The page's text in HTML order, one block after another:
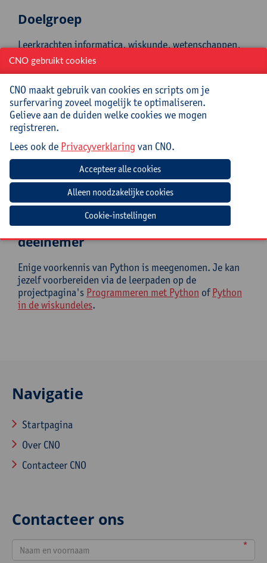
Doelgroep
Leerkrachten informatica, wiskunde, wetenschappen,
STEM 3de graad secundair onderwijs. Lerarenopleiders
wiskunde, wetenschappen, STEM voor leerkrachten
Enige voorkennis van Python is meegenomen, hoewel
elke programmeercode wordt uitgelegd in de
nascholing. Je kan jezelf wat voorbereiden via de
Python ofPython in de wiskundeles.
Mee te brengen door cursist
Laptop met browser
Verwachte voorbereiding door
deelnemer
Enige voorkennis van Python is meegenomen. Je kan
jezelf voorbereiden via de leerpaden op de
projectpagina's Programmeren met Python ofPython
in de wiskundeles.
Navigatie
Startpagina
Over CNO
Contacteer CNO
Contacteer ons
*
CNO gebruikt cookies
CNO maakt gebruik van cookies en scripts om je
surfervaring zoveel mogelijk te optimaliseren.
Gelieve aan de duiden welke cookies we mogen
registreren.
Lees ook de Privacyverklaring van CNO.
Cookie-instellingen